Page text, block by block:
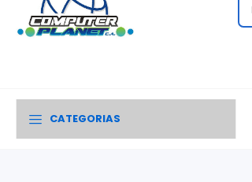
CATEGORIAS